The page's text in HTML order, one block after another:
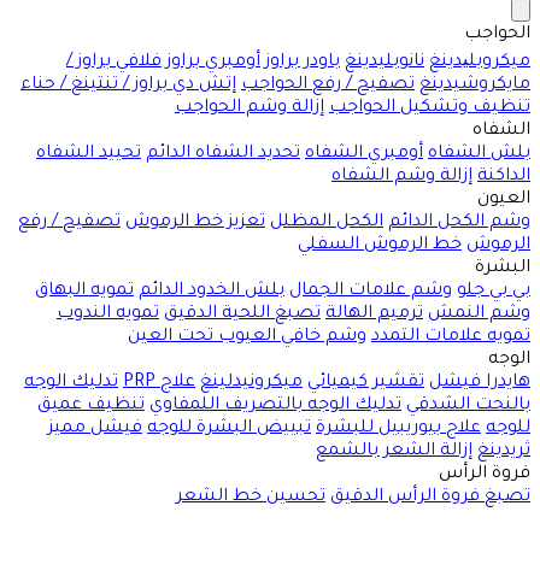
الحواجب
ميكروبلیدينغ نانوبليدينغ باودر براوز أومبري براوز فلافي براوز /
مايكروشيدينغ تصفيح / رفع الحواجب إتش دي براوز / تنتينغ / حناء
تنظيف وتشكيل الحواجب إزالة وشم الحواجب
الشفاه
بلش الشفاه أومبري الشفاه تحديد الشفاه الدائم تحييد الشفاه
الداكنة إزالة وشم الشفاه
العيون
وشم الكحل الدائم الكحل المظلل تعزيز خط الرموش تصفيح / رفع
الرموش خط الرموش السفلي
البشرة
بي بي جلو وشم علامات الجمال بلش الخدود الدائم تمويه البهاق
وشم النمش ترميم الهالة تصبغ اللحية الدقيق تمويه الندوب
تمويه علامات التمدد وشم خافي العيوب تحت العين
الوجه
هايدرا فيشل تقشير كيميائي ميكرونيدلينغ علاج PRP
تدليك الوجه
بالنحت الشدقي تدليك الوجه بالتصريف اللمفاوي تنظيف عميق
للوجه علاج بيوريبيل للبشرة تبييض البشرة للوجه فيشل مميز
ثريدينغ إزالة الشعر بالشمع
فروة الرأس
تصبغ فروة الرأس الدقيق تحسين خط الشعر